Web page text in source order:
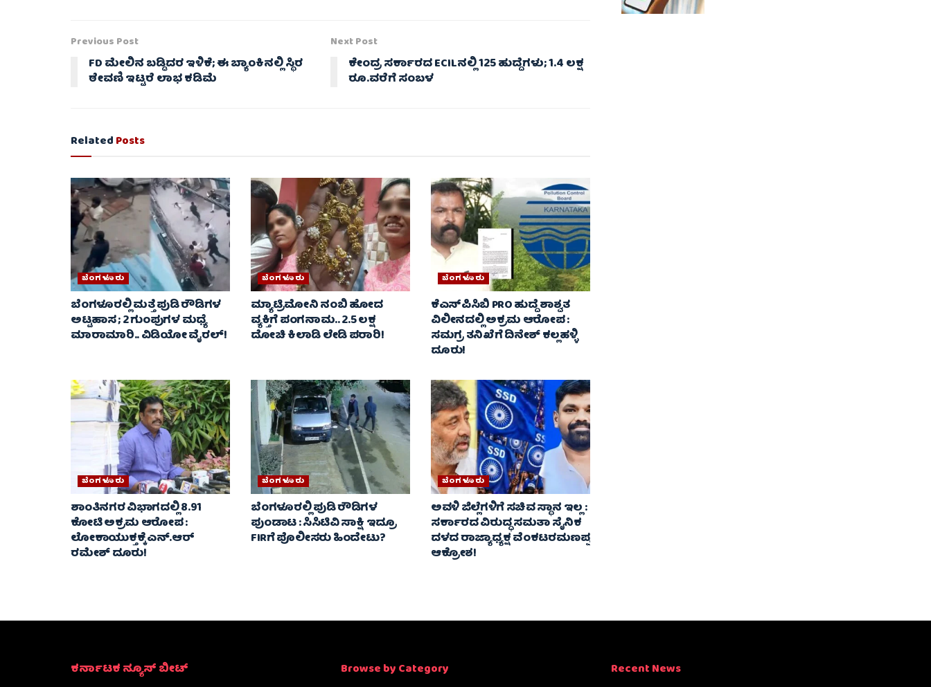
Previous Post
FD ಮೇಲಿನ ಬಡ್ಡಿದರ ಇಳಿಕೆ; ಈ ಬ್ಯಾಂಕಿನಲ್ಲಿ ಸ್ಥಿರ
ಠೇವಣಿ ಇಟ್ಟರೆ ಲಾಭ ಕಡಿಮೆ
Next Post
ಕೇಂದ್ರ ಸರ್ಕಾರದ ECILನಲ್ಲಿ 125 ಹುದ್ದೆಗಳು; 1.4 ಲಕ್ಷ
ರೂ.ವರೆಗೆ ಸಂಬಳ
RelatedPosts
ಬೆಂಗಳೂರು
ಬೆಂಗಳೂರಲ್ಲಿ ಮತ್ತೆ ಪುಡಿ ರೌಡಿಗಳ
ಅಟ್ಟಹಾಸ ; 2 ಗುಂಪುಗಳ ಮಧ್ಯೆ
ಮಾರಾಮಾರಿ.. ವಿಡಿಯೋ ವೈರಲ್‌!
ಬೆಂಗಳೂರು
ಮ್ಯಾಟ್ರಿಮೋನಿ ನಂಬಿ ಹೋದ
ವ್ಯಕ್ತಿಗೆ ಪಂಗನಾಮ.. 2.5 ಲಕ್ಷ
ದೋಚಿ ಕಿಲಾಡಿ ಲೇಡಿ ಪರಾರಿ!
ಬೆಂಗಳೂರು
ಕೆಎಸ್‌ಪಿಸಿಬಿ PRO ಹುದ್ದೆ ಶಾಶ್ವತ
ವಿಲೀನದಲ್ಲಿ ಅಕ್ರಮ ಆರೋಪ :
ಸಮಗ್ರ ತನಿಖೆಗೆ ದಿನೇಶ್ ಕಲ್ಲಹಳ್ಳಿ
ದೂರು!
ಬೆಂಗಳೂರು
ಶಾಂತಿನಗರ ವಿಭಾಗದಲ್ಲಿ 8.91
ಕೋಟಿ ಅಕ್ರಮ ಆರೋಪ :
ಲೋಕಾಯುಕ್ತಕ್ಕೆ ಎನ್‌.ಆರ್‌
ರಮೇಶ್‌ ದೂರು!
ಬೆಂಗಳೂರು
ಬೆಂಗಳೂರಲ್ಲಿ ಪುಡಿ ರೌಡಿಗಳ
ಪುಂಡಾಟ : ಸಿಸಿಟಿವಿ ಸಾಕ್ಷಿ ಇದ್ರೂ
FIRಗೆ ಪೊಲೀಸರು ಹಿಂದೇಟು?
ಬೆಂಗಳೂರು
ಅವಳಿ ಜಿಲ್ಲೆಗಳಿಗೆ ಸಚಿವ ಸ್ಥಾನ ಇಲ್ಲ :
ಸರ್ಕಾರದ ವಿರುದ್ಧ ಸಮತಾ ಸೈನಿಕ
ದಳದ ರಾಜ್ಯಾಧ್ಯಕ್ಷ ವೆಂಕಟರಮಣಪ್ಪ
ಆಕ್ರೋಶ!
ಕರ್ನಾಟಕ ನ್ಯೂಸ್ ಬೀಟ್ Browse by Category Recent News